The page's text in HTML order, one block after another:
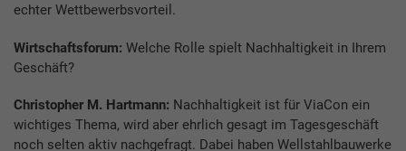
echter Wettbewerbsvorteil.
Wirtschaftsforum: Welche Rolle spielt Nachhaltigkeit in Ihrem
Geschäft?
Christopher M. Hartmann: Nachhaltigkeit ist für ViaCon ein
wichtiges Thema, wird aber ehrlich gesagt im Tagesgeschäft
noch selten aktiv nachgefragt. Dabei haben Wellstahlbauwerke